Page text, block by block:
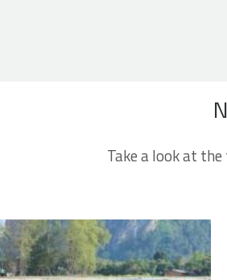
Take a look at